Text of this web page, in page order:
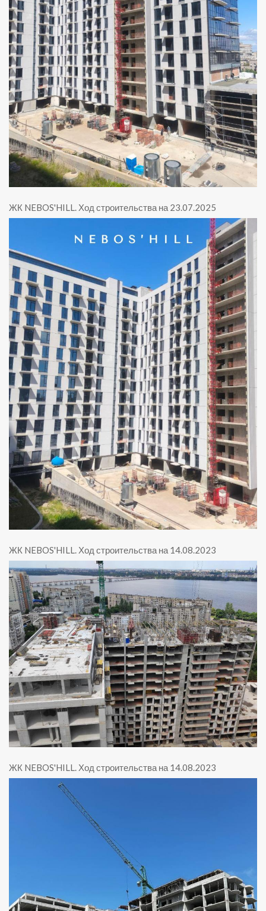
ЖК NEBOS'HILL. Ход строительства на 23.07.2025
ЖК NEBOS'HILL Ход строительства на 14.08.2023
ЖК NEBOS'HILL. Ход строительства на 14.08.2023